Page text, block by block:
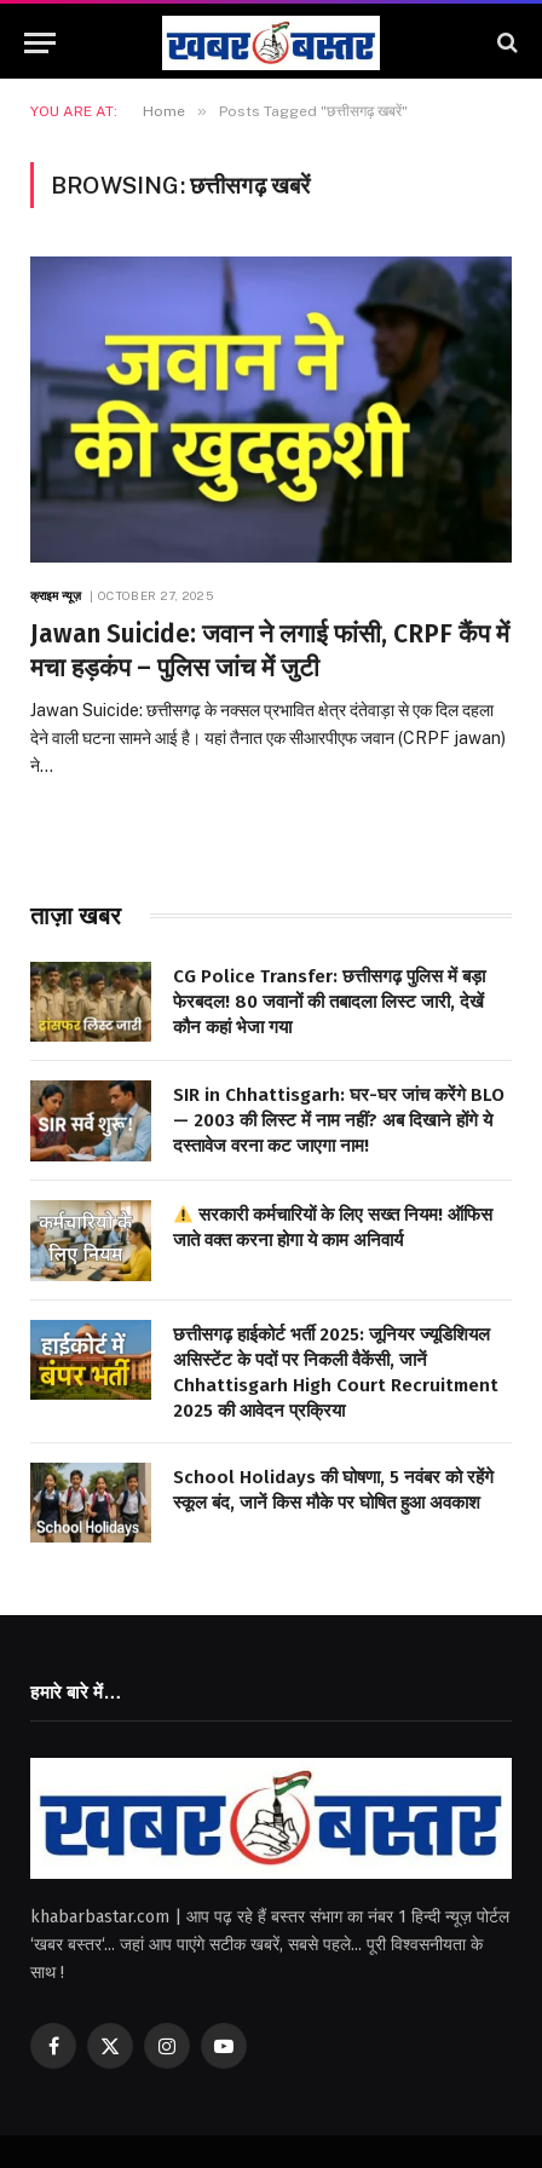
YOU ARE AT: Home » Posts Tagged "छत्तीसगढ़ खबरें"
BROWSING:छत्तीसगढ़ खबरें
क्राइम न्यूज़ OCTOBER 27, 2025
Jawan Suicide: जवान ने लगाई फांसी, CRPF कैंप में
मचा हड़कंप – पुलिस जांच में जुटी
Jawan Suicide: छत्तीसगढ़ के नक्सल प्रभावित क्षेत्र दंतेवाड़ा से एक दिल दहला
देने वाली घटना सामने आई है। यहां तैनात एक सीआरपीएफ जवान (CRPF jawan)
ने…
ताज़ा खबर
CG Police Transfer: छत्तीसगढ़ पुलिस में बड़ा
फेरबदल! 80 जवानों की तबादला लिस्ट जारी, देखें
कौन कहां भेजा गया
SIR in Chhattisgarh: घर-घर जांच करेंगे BLO
— 2003 की लिस्ट में नाम नहीं? अब दिखाने होंगे ये
दस्तावेज वरना कट जाएगा नाम!
सरकारी कर्मचारियों के लिए सख्त नियम! ऑफिस
जाते वक्त करना होगा ये काम अनिवार्य
छत्तीसगढ़ हाईकोर्ट भर्ती 2025: जूनियर ज्यूडिशियल
असिस्टेंट के पदों पर निकली वैकेंसी, जानें
Chhattisgarh High Court Recruitment
2025 की आवेदन प्रक्रिया
School Holidays की घोषणा, 5 नवंबर को रहेंगे
स्कूल बंद, जानें किस मौके पर घोषित हुआ अवकाश
हमारे बारे में…
khabarbastar.com | आप पढ़ रहे हैं बस्तर संभाग का नंबर 1 हिन्दी न्यूज़ पोर्टल
‘खबर बस्तर‘... जहां आप पाएंगे सटीक खबरें, सबसे पहले... पूरी विश्वसनीयता के
साथ !
Facebook
X
InstagramYouTube